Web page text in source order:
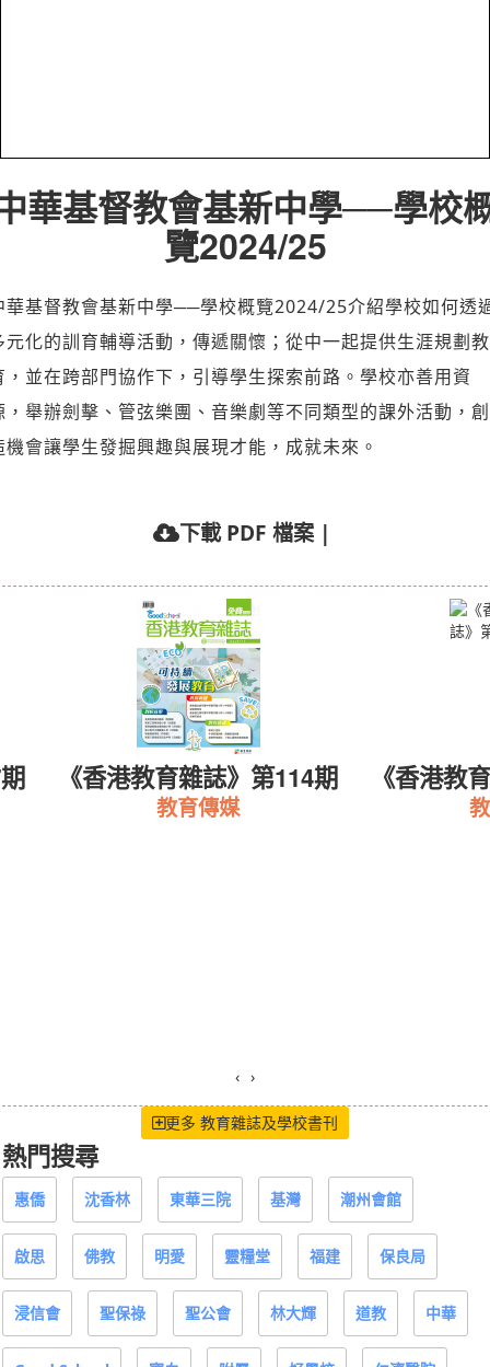
華基督教會基新中學──學校
覽2024/25
華基督教會基新中學──學校概覽2024/25介紹學校如何透
元化的訓育輔導活動，傳遞關懷；從中一起提供生涯規劃教
，並在跨部門協作下，引導學生探索前路。學校亦善用資
，舉辦劍擊、管弦樂團、音樂劇等不同類型的課外活動，創
機會讓學生發掘興趣與展現才能，成就未來。
下載 PDF 檔案 |
《香港教育雜誌》第114期
教育傳媒
《香港教
‹ ›
更多 教育雜誌及學校書刊
熱門搜尋
惠僑 沈香林 東華三院 基灣 潮州會館
啟思 佛教 明愛 靈糧堂 福建 保良局
浸信會 聖保祿 聖公會 林大輝 道教 中華